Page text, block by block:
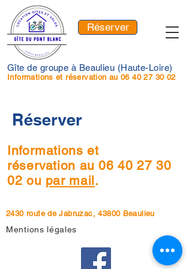
Gîte de groupe à Beaulieu (Haute-Loire)
Informations et réservation au06 40 27 30 02
Réserver
Réserver
Informations et
réservation au06 40 27 30
02 ou par mail.
2430 route de Jabruzac, 43800 Beaulieu
Mentions légales